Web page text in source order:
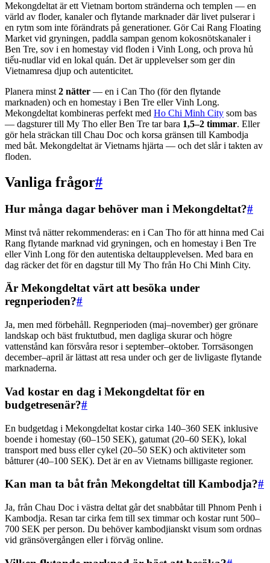
Mekongdeltat är ett Vietnam bortom stränderna och templen — en
värld av floder, kanaler och flytande marknader där livet pulserar i
en rytm som inte förändrats på generationer. Gör Cai Rang Floating
Market vid gryningen, paddla sampan genom kokosnötskanaler i
Ben Tre, sov i en homestay vid floden i Vinh Long, och prova hủ
tiếu-nudlar vid en lokal quán. Det är upplevelser som ger din
Vietnamresa djup och autenticitet.
Planera minst 2 nätter — en i Can Tho (för den flytande
marknaden) och en homestay i Ben Tre eller Vinh Long.
Mekongdeltat kombineras perfekt med Ho Chi Minh City som bas
— dagsturer till My Tho eller Ben Tre tar bara 1,5–2 timmar. Eller
gör hela sträckan till Chau Doc och korsa gränsen till Kambodja
med båt. Mekongdeltat är Vietnams hjärta — och det slår i takten av
floden.
Vanliga frågor#
Hur många dagar behöver man i Mekongdeltat?#
Minst två nätter rekommenderas: en i Can Tho för att hinna med Cai
Rang flytande marknad vid gryningen, och en homestay i Ben Tre
eller Vinh Long för den autentiska deltaupplevelsen. Med bara en
dag räcker det för en dagstur till My Tho från Ho Chi Minh City.
Är Mekongdeltat värt att besöka under
regnperioden?#
Ja, men med förbehåll. Regnperioden (maj–november) ger grönare
landskap och bäst fruktutbud, men dagliga skurar och högre
vattenstånd kan försvåra resor i september–oktober. Torrsäsongen
december–april är lättast att resa under och ger de livligaste flytande
marknaderna.
Vad kostar en dag i Mekongdeltat för en
budgetresenär?#
En budgetdag i Mekongdeltat kostar cirka 140–360 SEK inklusive
boende i homestay (60–150 SEK), gatumat (20–60 SEK), lokal
transport med buss eller cykel (20–50 SEK) och aktiviteter som
båtturer (40–100 SEK). Det är en av Vietnams billigaste regioner.
Kan man ta båt från Mekongdeltat till Kambodja?#
Ja, från Chau Doc i västra deltat går det snabbåtar till Phnom Penh i
Kambodja. Resan tar cirka fem till sex timmar och kostar runt 500–
700 SEK per person. Du behöver kambodjianskt visum som ordnas
vid gränsövergången eller i förväg online.